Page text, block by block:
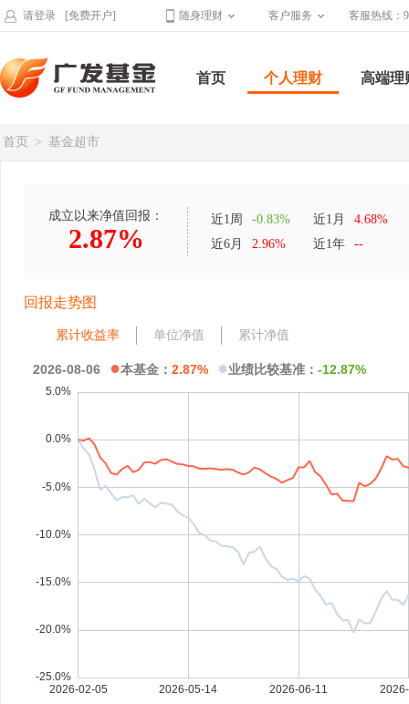
请登录 [免费开户] 随身理财 客户服务 客服热线：
首页 个人理财 高端理
首页 > 基金超市
成立以来净值回报：
2.87%
近1周 -0.83% 近1月
4.68%
近6月
2.96% 近1年 --
回报走势图
累计收益率 单位净值 累计净值
2026-08-06 ●本基金： 2.87% ●业绩比较基准： -12.87%